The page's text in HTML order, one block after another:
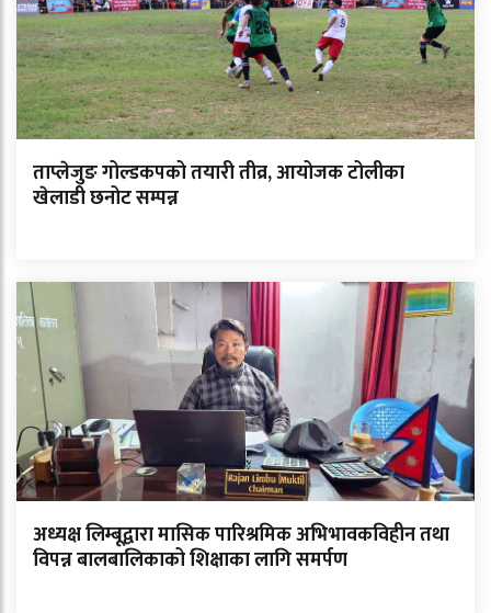
ताप्लेजुङ गोल्डकपको तयारी तीव्र, आयोजक टोलीका
खेलाडी छनोट सम्पन्न
अध्यक्ष लिम्बूद्वारा मासिक पारिश्रमिक अभिभावकविहीन तथा
विपन्न बालबालिकाको शिक्षाका लागि समर्पण